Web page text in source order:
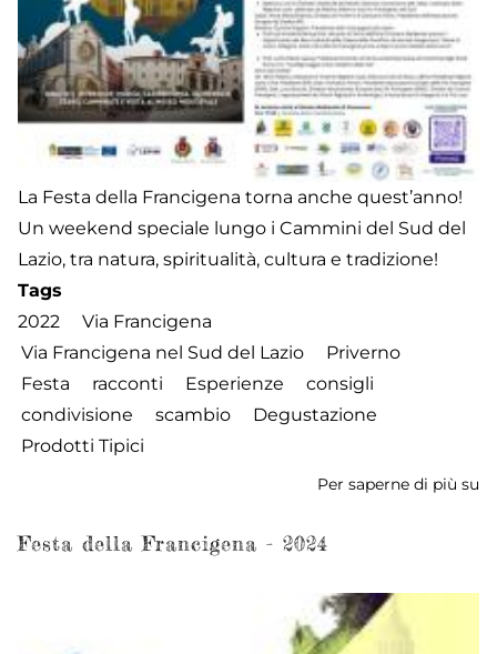
La Festa della Francigena torna anche quest’anno!
Un weekend speciale lungo i Cammini del Sud del
Lazio, tra natura, spiritualità, cultura e tradizione!
Tags
2022
Via Francigena
Via Francigena nel Sud del Lazio
Priverno
Festa
racconti Esperienze
consigli
condivisione
scambio
Degustazione
Prodotti Tipici
Per saperne di più su
Festa della Francigena - 2024